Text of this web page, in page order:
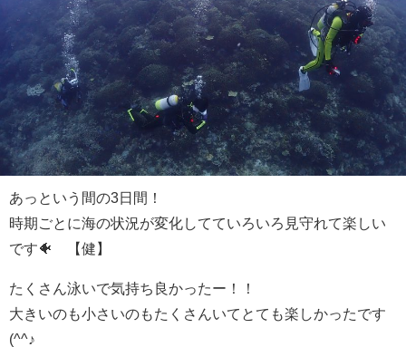
あっという間の3日間！
時期ごとに海の状況が変化してていろいろ見守れて楽しい
です🐠 【健】
たくさん泳いで気持ち良かったー！！
大きいのも小さいのもたくさんいてとても楽しかったです
(^^♪